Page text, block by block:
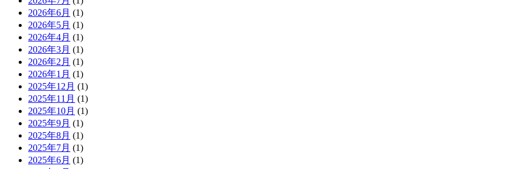
2026年6月 (1)
2026年5月 (1)
2026年4月 (1)
2026年3月 (1)
2026年2月 (1)
2026年1月 (1)
2025年12月 (1)
2025年11月 (1)
2025年10月 (1)
2025年9月 (1)
2025年8月 (1)
2025年7月 (1)
2025年6月 (1)